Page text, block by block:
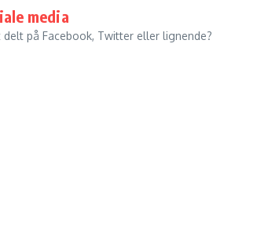
media
på Facebook, Twitter eller lignende?